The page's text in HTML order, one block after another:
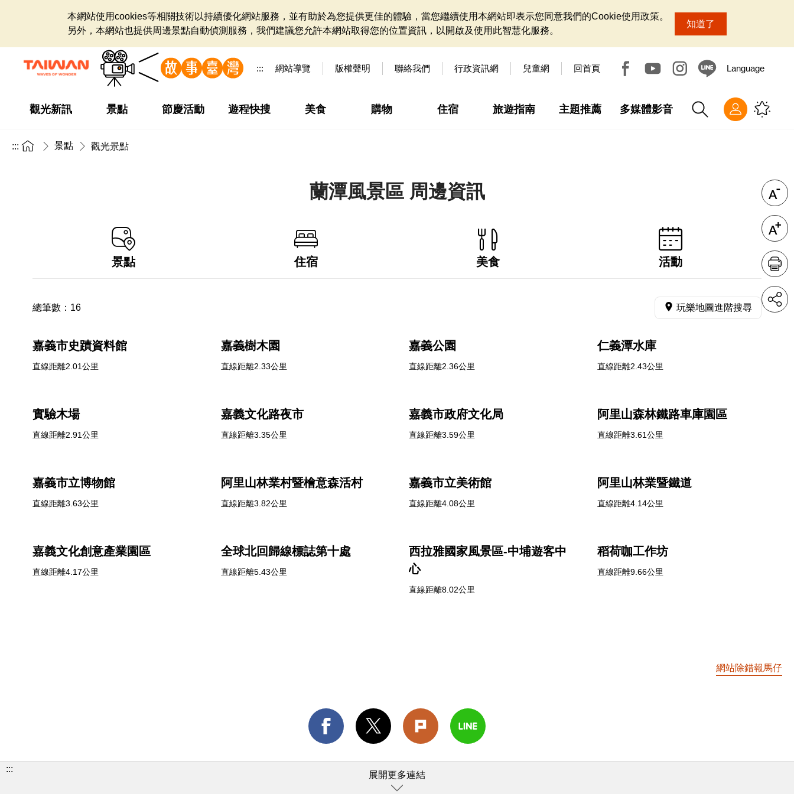
本網站使用cookies等相關技術以持續優化網站服務，並有助於為您提供更佳的體驗，當您繼續使用本網站即表示您同意我們的Cookie使用政策。
另外，本網站也提供周邊景點自動偵測服務，我們建議您允許本網站取得您的位置資訊，以開啟及使用此智慧化服務。
知道了
::: 網站導覽 版權聲明 聯絡我們 行政資訊網 兒童網 回首頁 Language
觀光新訊 景點 節慶活動 遊程快搜 美食 購物 住宿 旅遊指南 主題推薦 多媒體影音
::: 景點 觀光景點
蘭潭風景區 周邊資訊
景點 住宿 美食 活動
總筆數： 16 玩樂地圖進階搜尋
嘉義市史蹟資料館
直線距離2.01公里
嘉義樹木園
直線距離2.33公里
嘉義公園
直線距離2.36公里
仁義潭水庫
直線距離2.43公里
實驗木場
直線距離2.91公里
嘉義文化路夜市
直線距離3.35公里
嘉義市政府文化局
直線距離3.59公里
阿里山森林鐵路車庫園區
直線距離3.61公里
嘉義市立博物館
直線距離3.63公里
阿里山林業村暨檜意森活村
直線距離3.82公里
嘉義市立美術館
直線距離4.08公里
阿里山林業暨鐵道
直線距離4.14公里
嘉義文化創意產業園區
直線距離4.17公里
全球北回歸線標誌第十處
直線距離5.43公里
西拉雅國家風景區-中埔遊客中
心
直線距離8.02公里
稻荷咖工作坊
直線距離9.66公里
網站除錯報馬仔
:::
展開更多連結